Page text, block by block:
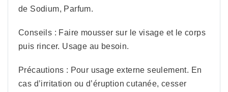
de Sodium, Parfum.
Conseils : Faire mousser sur le visage et le corps
puis rincer. Usage au besoin.
Précautions : Pour usage externe seulement. En
cas d’irritation ou d’éruption cutanée, cesser